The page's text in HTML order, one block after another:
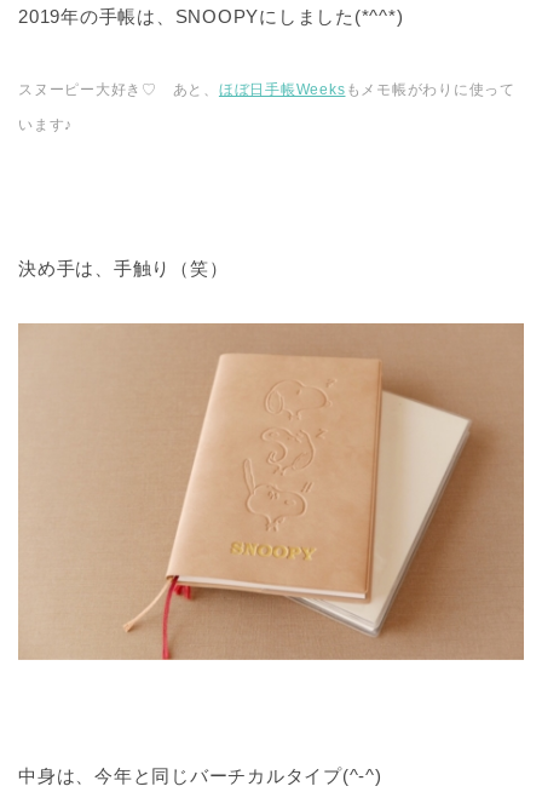
2019年の手帳は、SNOOPYにしました(*^^*)
スヌーピー大好き♡ あと、 ほぼ日手帳Weeks もメモ帳がわりに使って
います♪
決め手は、手触り（笑）
中身は、今年と同じバーチカルタイプ(^-^)